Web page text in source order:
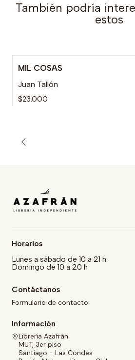
También podría
estos
MIL COSAS
Juan Tallón
$23.000
Horarios
Lunes a sábado de 10 a 21 h
Domingo de 10 a 20 h
Contáctanos
Formulario de contacto
Información
Librería Azafrán
MUT, 3er piso
Santiago - Las Condes